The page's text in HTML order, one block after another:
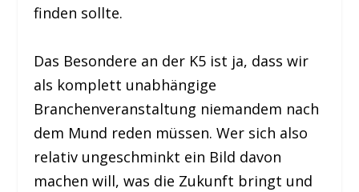
finden sollte.
Das Besondere an der K5 ist ja, dass wir
als komplett unabhängige
Branchenveranstaltung niemandem nach
dem Mund reden müssen. Wer sich also
relativ ungeschminkt ein Bild davon
machen will, was die Zukunft bringt und